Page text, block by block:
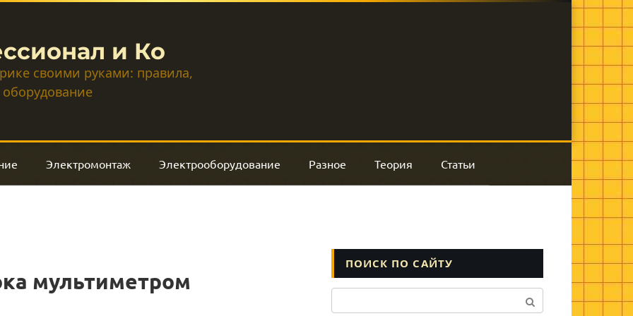
и Ко
своими руками: правила,
Электромонтаж Электрооборудование Разное Теория Статьи
мультиметром
ПОИСК ПО САЙТУ